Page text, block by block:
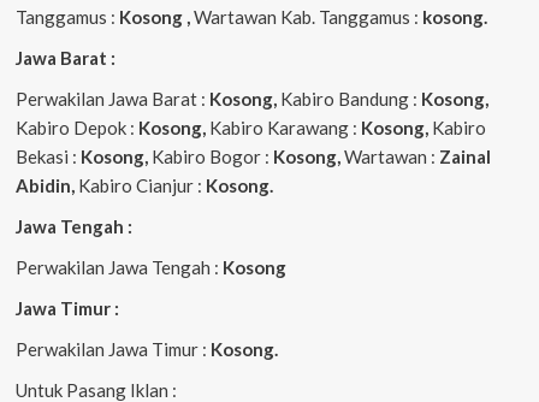
Tanggamus : Kosong , Wartawan Kab. Tanggamus : kosong.
Jawa Barat :
Perwakilan Jawa Barat : Kosong, Kabiro Bandung : Kosong,
Kabiro Depok : Kosong, Kabiro Karawang : Kosong, Kabiro
Bekasi : Kosong, Kabiro Bogor : Kosong, Wartawan : Zainal
Abidin, Kabiro Cianjur : Kosong.
Jawa Tengah :
Perwakilan Jawa Tengah : Kosong
Jawa Timur :
Perwakilan Jawa Timur : Kosong.
Untuk Pasang Iklan :